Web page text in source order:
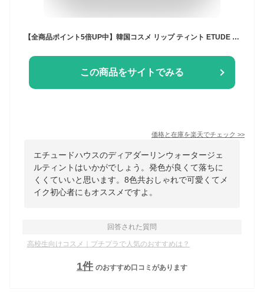
この商品をサイトでみる
価格と在庫を楽天でチェック >>
エチュードハウスのディアダーリンウォータージェ
ルティントはいかがでしょう。発色が良くて落ちに
くくていいと思います。8色共おしゃれで可愛くてメ
イク初心者にもオススメですよ。
回答された質問
高校生向けコスメ｜プチプラで人気のおすすめは？
1件 のおすすめ口コミがあります